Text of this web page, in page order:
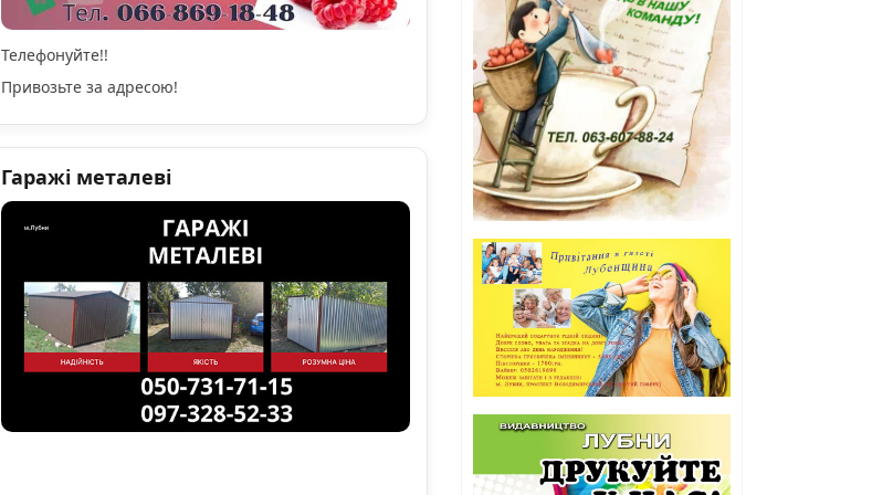
Телефонуйте!!
Привозьте за адресою!
Гаражі металеві